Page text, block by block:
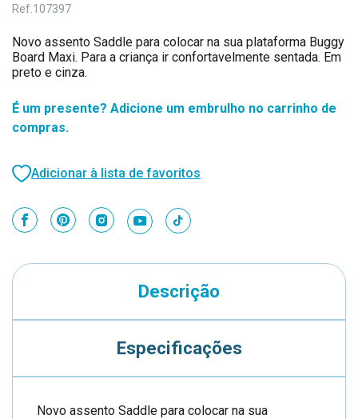
Ref.107397
Novo assento Saddle para colocar na sua plataforma Buggy
Board Maxi. Para a criança ir confortavelmente sentada. Em
preto e cinza.
É um presente? Adicione um embrulho no carrinho de
compras.
Adicionar à lista de favoritos
Descrição
Especificações
Novo assento Saddle para colocar na sua